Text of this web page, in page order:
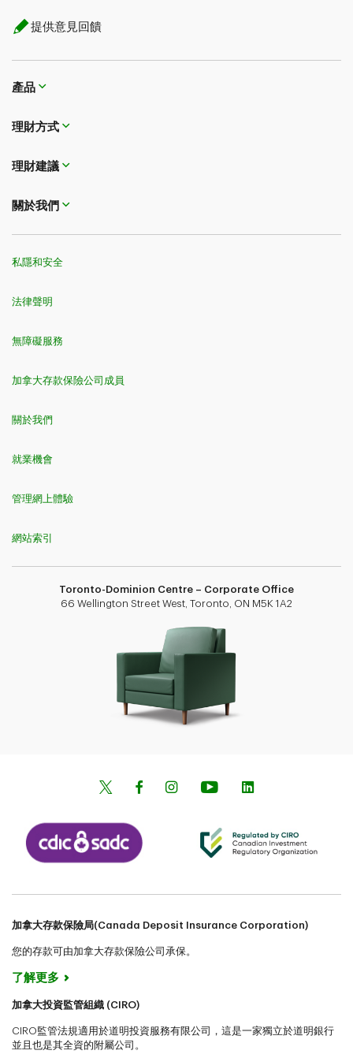
提供意見回饋
產品
理財方式​​​​​​​
理財建議
關於我們
私隱和安全
法律聲明
無障礙服務
加拿大存款保險公司成員
關於我們
就業機會
管理網上體驗
網站索引
Toronto-Dominion Centre – Corporate Office
66 Wellington Street West, Toronto, ON M5K 1A2
加拿大存款保險局(Canada Deposit Insurance Corporation)
您的存款可由加拿大存款保險公司承保。
了解更多
加拿大投資監管組織 (CIRO)
CIRO監管法規適用於道明投資服務有限公司，這是一家獨立於道明銀行
並且也是其全資的附屬公司。